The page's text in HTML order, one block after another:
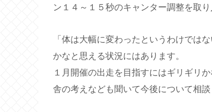
ン１４～１５秒のキャンター調整を取り
「体は大幅に変わったというわけでは
かなと思える状況にはあります。
１月開催の出走を目指すにはギリギリ
舎の考えなども聞いて今後について相